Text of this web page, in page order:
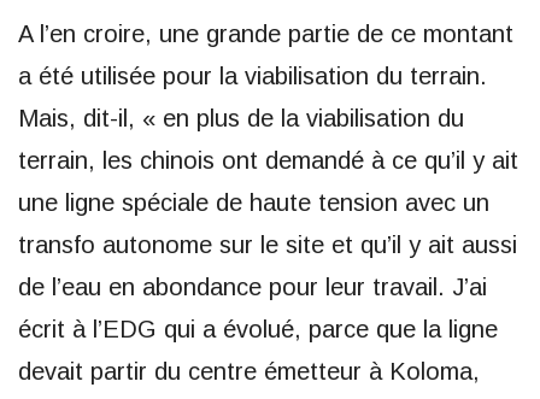
A l’en croire, une grande partie de ce montant
a été utilisée pour la viabilisation du terrain.
Mais, dit-il, « en plus de la viabilisation du
terrain, les chinois ont demandé à ce qu’il y ait
une ligne spéciale de haute tension avec un
transfo autonome sur le site et qu’il y ait aussi
de l’eau en abondance pour leur travail. J’ai
écrit à l’EDG qui a évolué, parce que la ligne
devait partir du centre émetteur à Koloma,